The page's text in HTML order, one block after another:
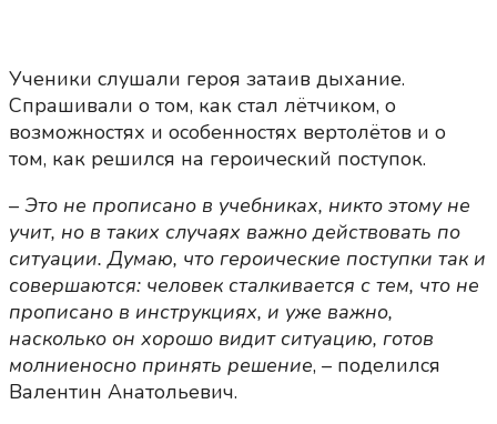
Ученики слушали героя затаив дыхание.
Спрашивали о том, как стал лётчиком, о
возможностях и особенностях вертолётов и о
том, как решился на героический поступок.
– Это не прописано в учебниках, никто этому не
учит, но в таких случаях важно действовать по
ситуации. Думаю, что героические поступки так и
совершаются: человек сталкивается с тем, что не
прописано в инструкциях, и уже важно,
насколько он хорошо видит ситуацию, готов
молниеносно принять решение, – поделился
Валентин Анатольевич.